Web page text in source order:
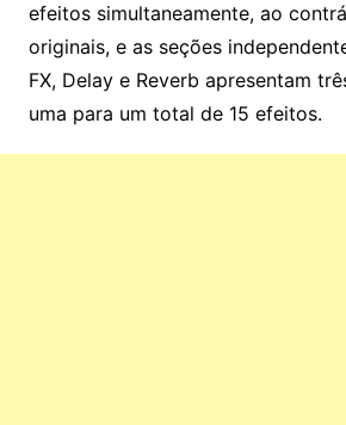
efeitos simultaneamente, ao
originais, e as seções
FX, Delay e Reverb apresentam
uma para um total de 15 efeitos.